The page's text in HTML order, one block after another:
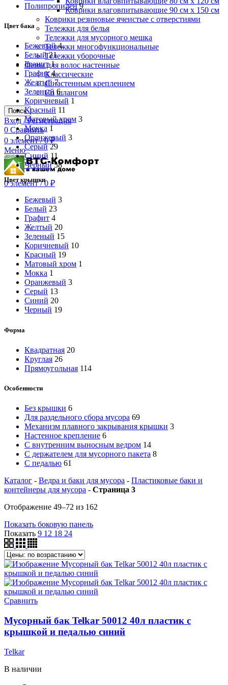
Коврики влаговпитывающие 90 см х 150 см
Коврики резиновые ячеистые с отверстиями
Тележки для белья
Тележки для мусорного мешка
Тележки многофункциональные
Тележки уборочные
Фены для волос настенные
Классические
С настенным креплением
Со шлангом
Поиск
Вход / Регистрация
0 Сравнить
0 элемент / 0₽
Меню
0элемент / 0 ₽
Полипропилен 9
Цвет бака
Бежевый 4
Белый 21
Гранит 1
Графит 4
Желтый 7
Зеленый 6
Коричневый 1
Красный 11
Матовый хром 3
Мокка 1
Оранжевый 3
Серый 29
Синий 11
Черный 58
Цвет крышки
Бежевый 3
Белый 23
Графит 4
Желтый 20
Зеленый 15
Коричневый 10
Красный 19
Матовый хром 1
Мокка 1
Оранжевый 3
Серый 13
Синий 20
Черный 19
Форма
Квадратная 20
Круглая 26
Прямоугольная 114
Особенности
Без крышки 6
Для раздельного сбора мусора 69
Механизм плавного закрывания крышки 3
Настенное крепление 6
С внутренним выносным ведром 14
С держателем для мусорного пакета 8
С педалью 61
Каталог - Ведра и баки для мусора - Пластиковые баки и
контейнеры для мусора - Страница 3
Отображение 49–72 из 162
Показать боковую панель
Показать 9 12 18 24
Сравнить
Мусорный бак Telkar 50012 40л пластик с
крышкой и педалью синий
Telkar
В наличии